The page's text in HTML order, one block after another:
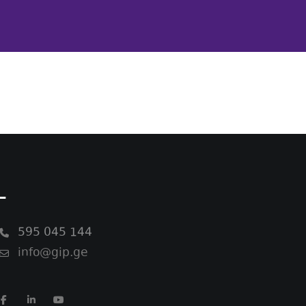
595 045 144
info@gip.ge